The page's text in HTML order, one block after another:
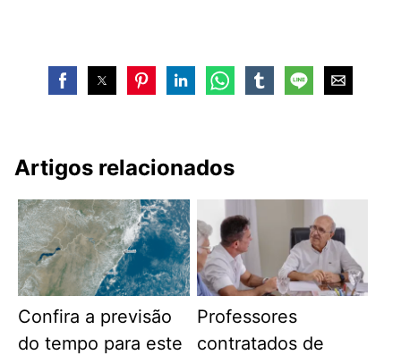
Artigos relacionados
Confira a previsão
do tempo para este
Professores
contratados de